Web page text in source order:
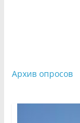
Архив опросов